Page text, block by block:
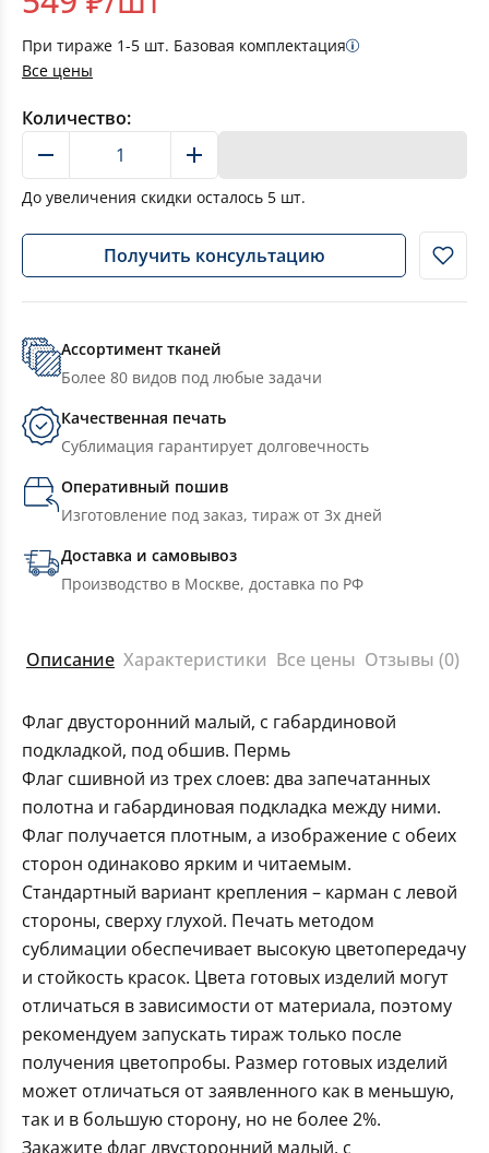
При тираже 1-5 шт. Базовая комплектация
Все цены
Количество:
До увеличения скидки осталось 5 шт.
Получить консультацию
Ассортимент тканей
Более 80 видов под любые задачи
Качественная печать
Сублимация гарантирует долговечность
Оперативный пошив
Изготовление под заказ, тираж от 3х дней
Доставка и самовывоз
Производство в Москве, доставка по РФ
Описание Характеристики Все цены Отзывы (0)
Флаг двусторонний малый, с габардиновой
подкладкой, под обшив. Пермь
Флаг сшивной из трех слоев: два запечатанных
полотна и габардиновая подкладка между ними.
Флаг получается плотным, а изображение с обеих
сторон одинаково ярким и читаемым.
Стандартный вариант крепления – карман с левой
стороны, сверху глухой. Печать методом
сублимации обеспечивает высокую цветопередачу
и стойкость красок. Цвета готовых изделий могут
отличаться в зависимости от материала, поэтому
рекомендуем запускать тираж только после
получения цветопробы. Размер готовых изделий
может отличаться от заявленного как в меньшую,
так и в большую сторону, но не более 2%.
Закажите флаг двусторонний малый, с